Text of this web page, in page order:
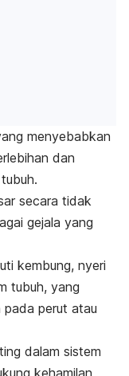
menyebabkan
dan
secara tidak
gejala yang
kembung, nyeri
tubuh, yang
perut atau
dalam sistem